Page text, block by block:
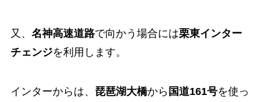
又、 名神高速道路で向かう場合には栗東インター
チェンジを利用します。
インターからは、 琵琶湖大橋から 国道161号を使っ